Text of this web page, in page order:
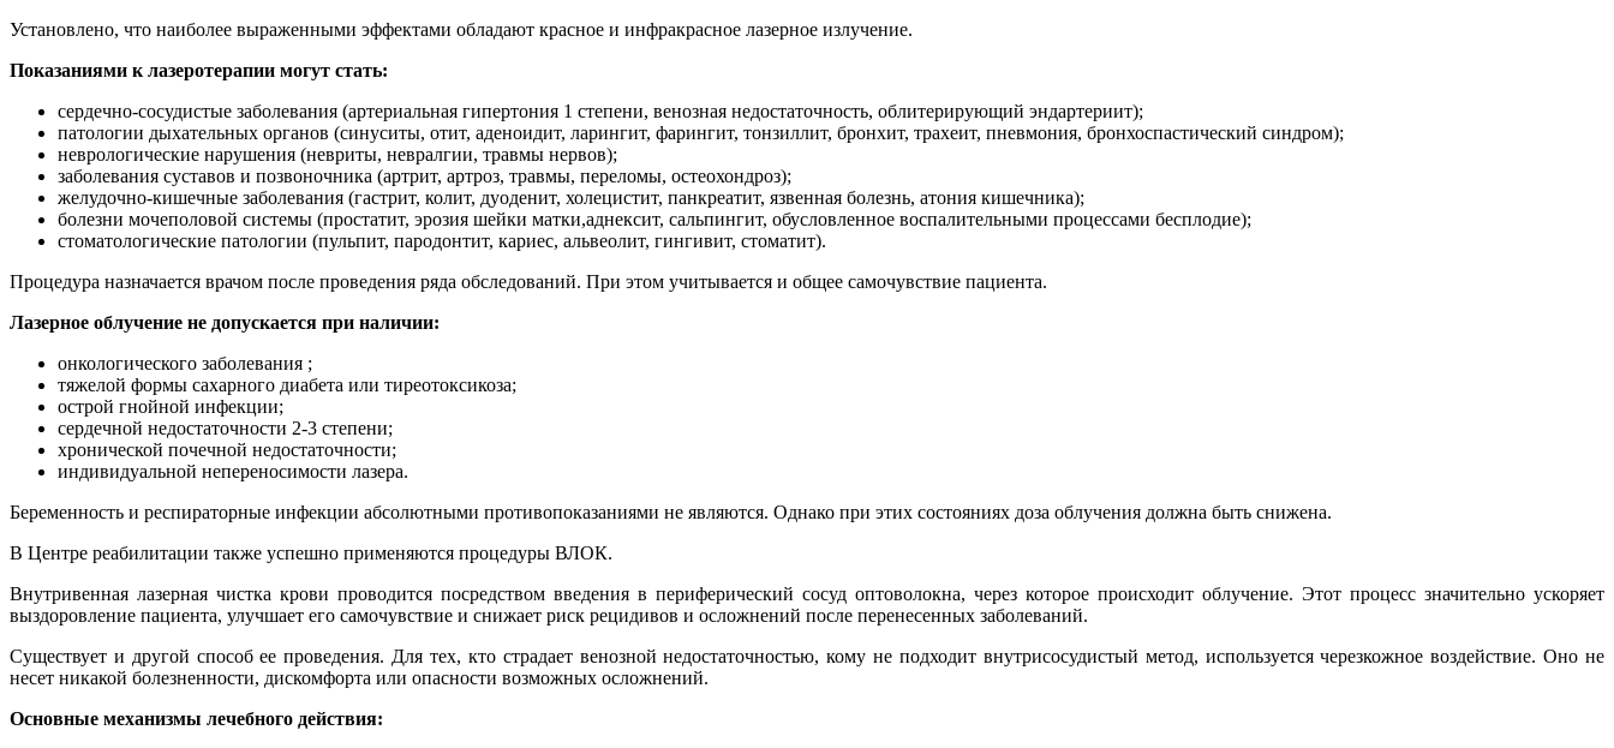
Установлено, что наиболее выраженными эффектами обладают красное и инфракрасное лазерное излучение.
Показаниями к лазеротерапии могут стать:
сердечно-сосудистые заболевания (артериальная гипертония 1 степени, венозная недостаточность, облитерирующий эндартериит);
патологии дыхательных органов (синуситы, отит, аденоидит, ларингит, фарингит, тонзиллит, бронхит, трахеит, пневмония, бронхоспастический синдром);
неврологические нарушения (невриты, невралгии, травмы нервов);
заболевания суставов и позвоночника (артрит, артроз, травмы, переломы, остеохондроз);
желудочно-кишечные заболевания (гастрит, колит, дуоденит, холецистит, панкреатит, язвенная болезнь, атония кишечника);
болезни мочеполовой системы (простатит, эрозия шейки матки,аднексит, сальпингит, обусловленное воспалительными процессами бесплодие);
стоматологические патологии (пульпит, пародонтит, кариес, альвеолит, гингивит, стоматит).
Процедура назначается врачом после проведения ряда обследований. При этом учитывается и общее самочувствие пациента.
Лазерное облучение не допускается при наличии:
онкологического заболевания ;
тяжелой формы сахарного диабета или тиреотоксикоза;
острой гнойной инфекции;
сердечной недостаточности 2-3 степени;
хронической почечной недостаточности;
индивидуальной непереносимости лазера.
Беременность и респираторные инфекции абсолютными противопоказаниями не являются. Однако при этих состояниях доза облучения должна быть снижена.
В Центре реабилитации также успешно применяются процедуры ВЛОК.
Внутривенная лазерная чистка крови проводится посредством введения в периферический сосуд оптоволокна, через которое происходит облучение. Этот процесс значительно ускоряет
выздоровление пациента, улучшает его самочувствие и снижает риск рецидивов и осложнений после перенесенных заболеваний.
Существует и другой способ ее проведения. Для тех, кто страдает венозной недостаточностью, кому не подходит внутрисосудистый метод, используется черезкожное воздействие. Оно не
несет никакой болезненности, дискомфорта или опасности возможных осложнений.
Основные механизмы лечебного действия: